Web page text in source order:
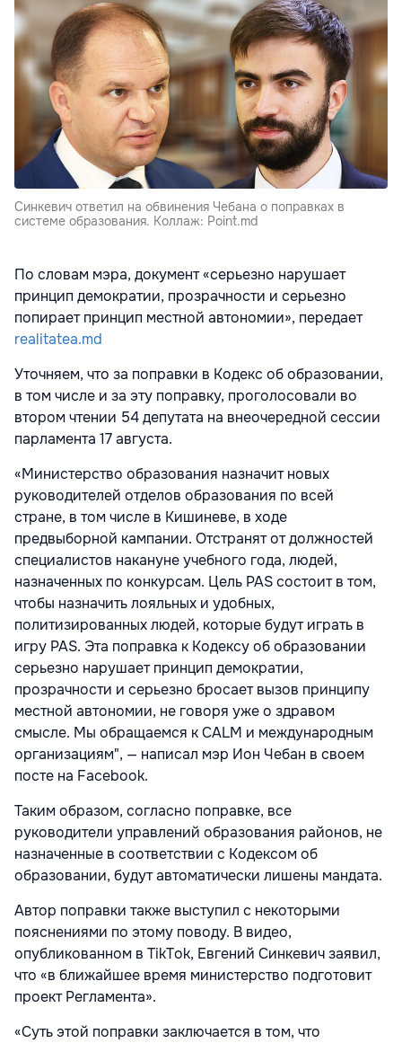
Синкевич ответил на обвинения Чебана о поправках в
системе образования. Коллаж: Point.md
По словам мэра, документ «серьезно нарушает
принцип демократии, прозрачности и серьезно
попирает принцип местной автономии», передает
realitatea.md
Уточняем, что за поправки в Кодекс об образовании,
в том числе и за эту поправку, проголосовали во
втором чтении 54 депутата на внеочередной сессии
парламента 17 августа.
«Министерство образования назначит новых
руководителей отделов образования по всей
стране, в том числе в Кишиневе, в ходе
предвыборной кампании. Отстранят от должностей
специалистов накануне учебного года, людей,
назначенных по конкурсам. Цель PAS состоит в том,
чтобы назначить лояльных и удобных,
политизированных людей, которые будут играть в
игру PAS. Эта поправка к Кодексу об образовании
серьезно нарушает принцип демократии,
прозрачности и серьезно бросает вызов принципу
местной автономии, не говоря уже о здравом
смысле. Мы обращаемся к CALM и международным
организациям", — написал мэр Ион Чебан в своем
посте на Facebook.
Таким образом, согласно поправке, все
руководители управлений образования районов, не
назначенные в соответствии с Кодексом об
образовании, будут автоматически лишены мандата.
Автор поправки также выступил с некоторыми
пояснениями по этому поводу. В видео,
опубликованном в TikTok, Евгений Синкевич заявил,
что «в ближайшее время министерство подготовит
проект Регламента».
«Суть этой поправки заключается в том, что